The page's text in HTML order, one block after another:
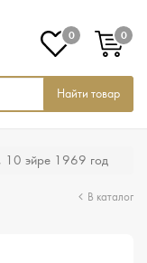
Найти товар
0 0
10 эйре 1969 год
В каталог